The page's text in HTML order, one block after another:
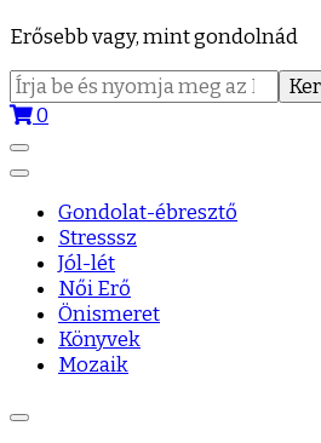
Erősebb vagy, mint gondolnád
Keresés:
0
Gondolat-ébresztő
Stresssz
Jól-lét
Női Erő
Önismeret
Könyvek
Mozaik